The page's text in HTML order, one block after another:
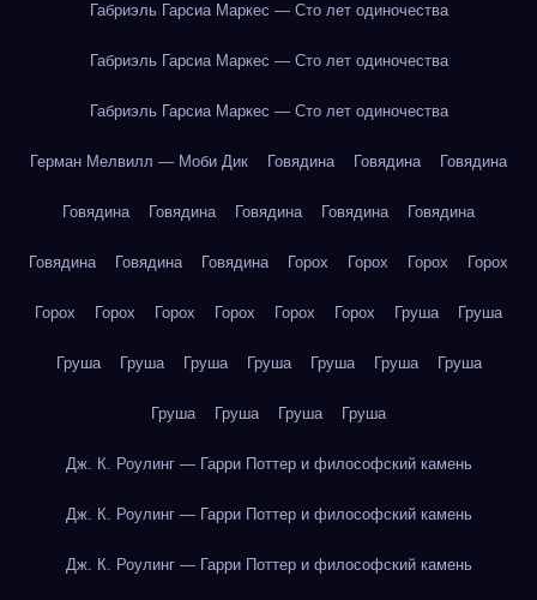
Габриэль Гарсиа Маркес — Сто лет одиночества
Габриэль Гарсиа Маркес — Сто лет одиночества
Габриэль Гарсиа Маркес — Сто лет одиночества
Герман Мелвилл — Моби Дик Говядина Говядина Говядина
Говядина Говядина Говядина Говядина Говядина
Говядина Говядина Говядина Горох Горох Горох Горох
Горох Горох Горох Горох Горох Горох Груша Груша
Груша Груша Груша Груша Груша Груша Груша
Груша Груша Груша Груша
Дж. К. Роулинг — Гарри Поттер и философский камень
Дж. К. Роулинг — Гарри Поттер и философский камень
Дж. К. Роулинг — Гарри Поттер и философский камень